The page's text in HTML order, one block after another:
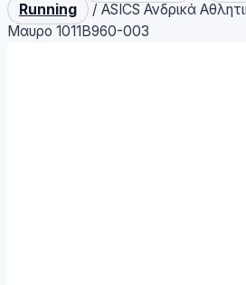
Running
/ ASICS Ανδρικά
Μαυρο 1011B960-003